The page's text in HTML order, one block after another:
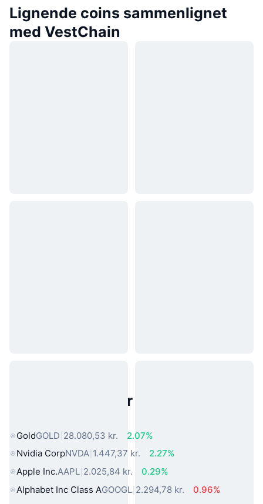
Lignende coins sammenlignet
med VestChain
Populære aktiver fra den virkelige
GoldGOLD 28.080,53 kr.
2.07%
Nvidia CorpNVDA 1.447,37 kr.
2.27%
Apple Inc.AAPL 2.025,84 kr.
0.29%
Alphabet Inc Class AGOOGL 2.294,78 kr.
0.96%